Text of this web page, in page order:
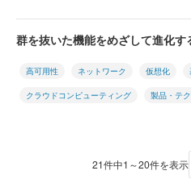
群を抜いた機能をめざして進化
高可用性 ネットワーク 仮想化
クラウドコンピューティング 製品・テ
21件中1～20件を表示